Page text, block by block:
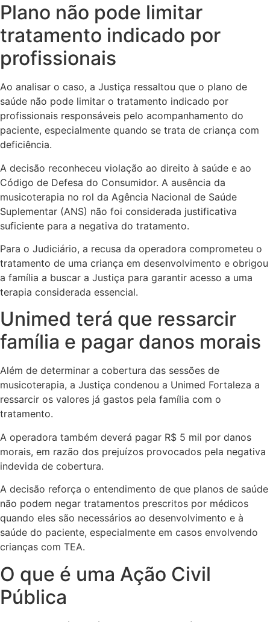
Plano não pode limitar
tratamento indicado por
profissionais
Ao analisar o caso, a Justiça ressaltou que o plano de
saúde não pode limitar o tratamento indicado por
profissionais responsáveis pelo acompanhamento do
paciente, especialmente quando se trata de criança com
deficiência.
A decisão reconheceu violação ao direito à saúde e ao
Código de Defesa do Consumidor. A ausência da
musicoterapia no rol da Agência Nacional de Saúde
Suplementar (ANS) não foi considerada justificativa
suficiente para a negativa do tratamento.
Para o Judiciário, a recusa da operadora comprometeu o
tratamento de uma criança em desenvolvimento e obrigou
a família a buscar a Justiça para garantir acesso a uma
terapia considerada essencial.
Unimed terá que ressarcir
família e pagar danos morais
Além de determinar a cobertura das sessões de
musicoterapia, a Justiça condenou a Unimed Fortaleza a
ressarcir os valores já gastos pela família com o
tratamento.
A operadora também deverá pagar R$ 5 mil por danos
morais, em razão dos prejuízos provocados pela negativa
indevida de cobertura.
A decisão reforça o entendimento de que planos de saúde
não podem negar tratamentos prescritos por médicos
quando eles são necessários ao desenvolvimento e à
saúde do paciente, especialmente em casos envolvendo
crianças com TEA.
O que é uma Ação Civil
Pública